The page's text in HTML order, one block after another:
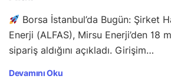
Borsa İstanbul’da Bugün: Şirket
Enerji (ALFAS), Mirsu Enerji’den 18
sipariş aldığını açıkladı. Girişim…
Devamını Oku